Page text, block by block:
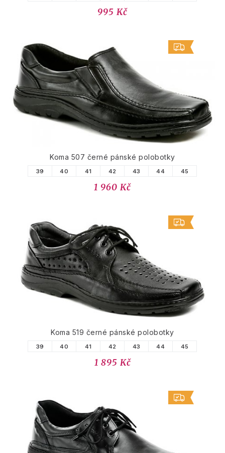
995 Kč
Koma 507 černé pánské polobotky
39 40 41 42 43 44 45
1 960 Kč
Koma 519 černé pánské polobotky
39 40 41 42 43 44 45
1 895 Kč